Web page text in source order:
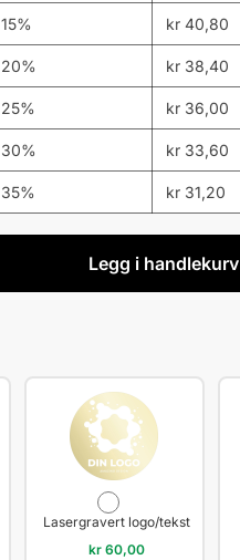
15% kr40,80
20% kr38,40
25% kr36,00
30% kr33,60
35% kr31,20
Legg i handlekurv
Lasergravert logo/tekst
kr 60,00